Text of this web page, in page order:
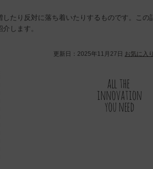
たり反対に落ち着いたりするものです。この
します。
更新日： 2025年11月27日 お気に入